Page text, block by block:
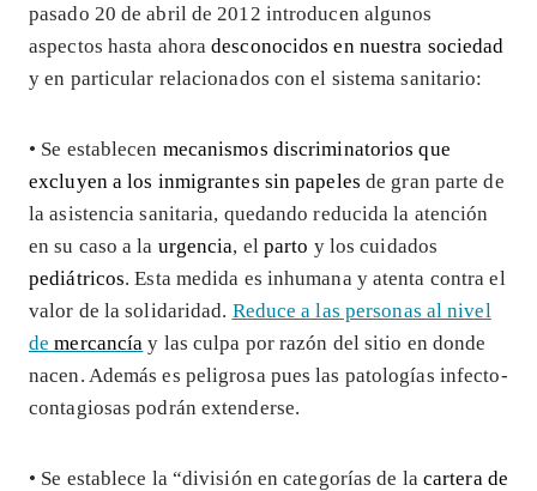
pasado 20 de abril de 2012 introducen algunos
aspectos hasta ahoradesconocidos en nuestra sociedad
y en particular relacionados con el sistema sanitario:
• Se establecen mecanismos discriminatorios que
excluyen a los inmigrantes sin papeles de gran parte de
la asistencia sanitaria, quedando reducida la atención
en su caso a la urgencia, el parto y los cuidados
pediátricos. Esta medida es inhumana y atenta contra el
valor de la solidaridad. Reduce a las personas al nivel
demercancía y las culpa por razón del sitio en donde
nacen. Además es peligrosa pues las patologías infecto-
contagiosas podrán extenderse.
• Se establece la “división en categorías de la cartera de